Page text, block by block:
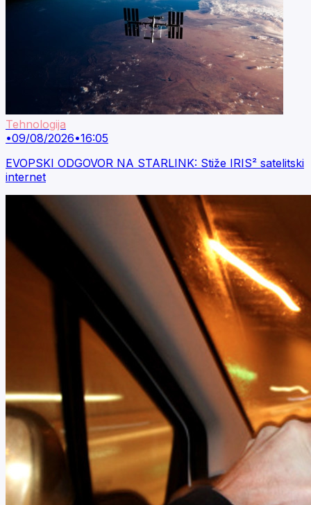
Tehnologija
•09/08/2026•16:05
EVOPSKI ODGOVOR NA STARLINK: Stiže IRIS² satelitski
internet